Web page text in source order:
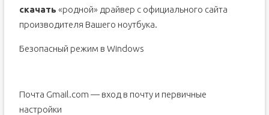
скачать «родной» драйвер с официального сайта
производителя Вашего ноутбука.
Безопасный режим в Windows
Почта Gmail.com — вход в почту и первичные
настройки